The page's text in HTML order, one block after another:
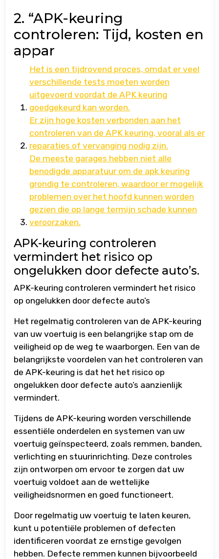
2. “APK-keuring
controleren: Tijd, kosten en
appar
Het is een tijdrovend proces, omdat er veel
verschillende tests moeten worden
uitgevoerd voordat de APK keuring
goedgekeurd kan worden.
Er zijn hoge kosten verbonden aan het
controleren van de APK keuring, vooral als er
reparaties of vervanging nodig zijn.
De meeste garages hebben niet alle
benodigde apparatuur om de apk keuring
grondig te controleren, waardoor er mogelijk
problemen over het hoofd kunnen worden
gezien die op lange termijn schade kunnen
veroorzaken.
APK-keuring controleren
vermindert het risico op
ongelukken door defecte auto’s.
APK-keuring controleren vermindert het risico
op ongelukken door defecte auto’s
Het regelmatig controleren van de APK-keuring
van uw voertuig is een belangrijke stap om de
veiligheid op de weg te waarborgen. Een van de
belangrijkste voordelen van het controleren van
de APK-keuring is dat het het risico op
ongelukken door defecte auto’s aanzienlijk
vermindert.
Tijdens de APK-keuring worden verschillende
essentiële onderdelen en systemen van uw
voertuig geïnspecteerd, zoals remmen, banden,
verlichting en stuurinrichting. Deze controles
zijn ontworpen om ervoor te zorgen dat uw
voertuig voldoet aan de wettelijke
veiligheidsnormen en goed functioneert.
Door regelmatig uw voertuig te laten keuren,
kunt u potentiële problemen of defecten
identificeren voordat ze ernstige gevolgen
hebben. Defecte remmen kunnen bijvoorbeeld